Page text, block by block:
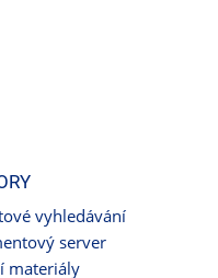
vyhledávání
server
materiály